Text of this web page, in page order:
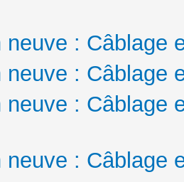
neuve : Câblage
neuve : Câblage
neuve : Câblage
neuve : Câblage